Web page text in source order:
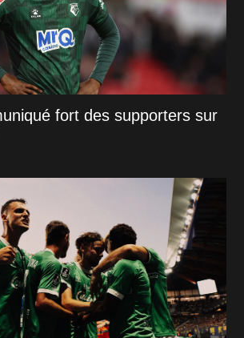
fort des supporters sur